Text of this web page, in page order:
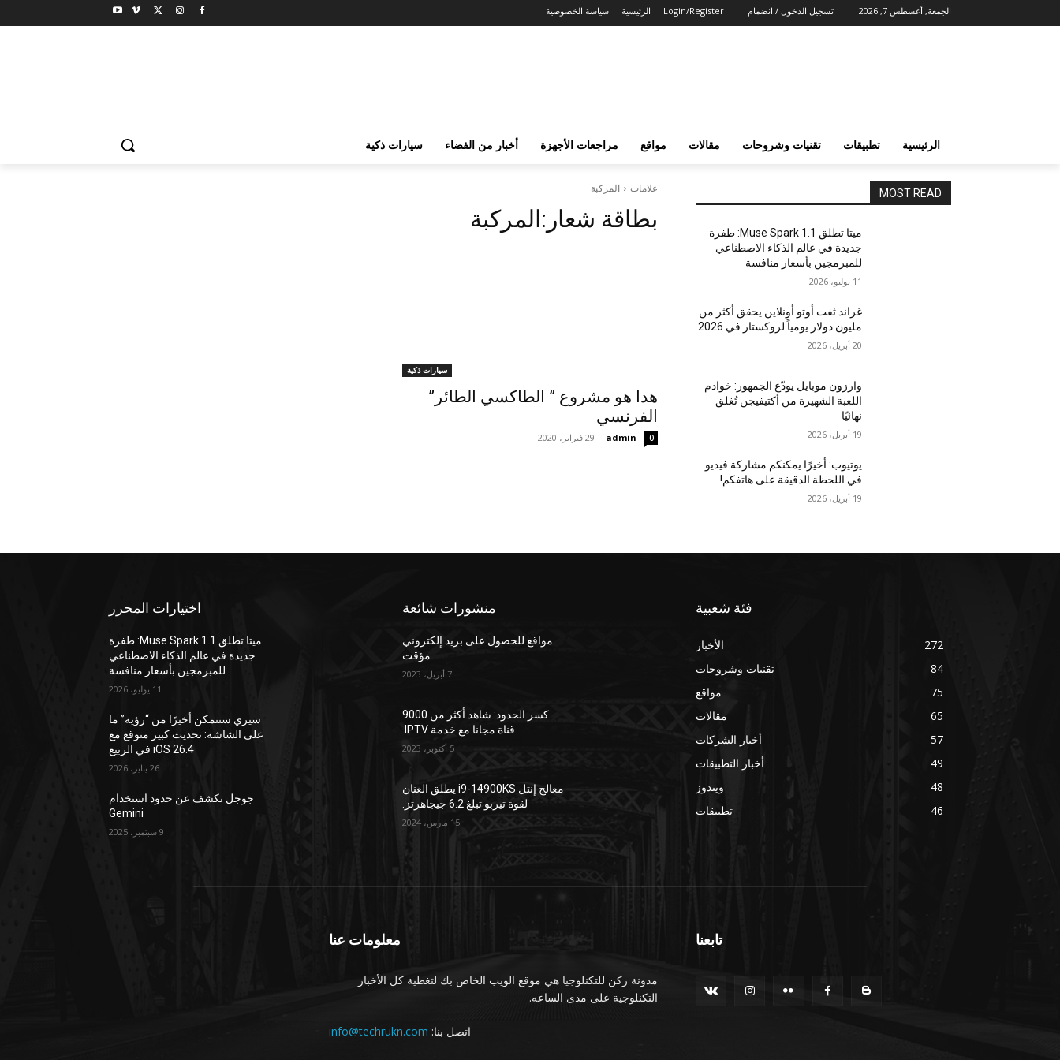
الجمعة, أغسطس 7, 2026 تسجيل الدخول / انضمام سياسة الخصوصية الرئيسية Login/Register
الرئيسية تطبيقات تقنيات وشروحات مقالات مواقع مراجعات الأجهزة أخبار من الفضاء سيارات ذكية
علامات المركبة
بطاقة شعار:المركبة
سيارات ذكية
هدا هو مشروع ” الطاكسي الطائر”
الفرنسي
admin
- 29 فبراير، 2020 0
MOST READ
ميتا تطلق Muse Spark 1.1: طفرة
جديدة في عالم الذكاء الاصطناعي
للمبرمجين بأسعار منافسة
11 يوليو، 2026
غراند ثفت أوتو أونلاين يحقق أكثر من
مليون دولار يومياً لروكستار في 2026
20 أبريل، 2026
وارزون موبايل يودّع الجمهور: خوادم
اللعبة الشهيرة من أكتيفيجن تُغلق
نهائيًا
19 أبريل، 2026
يوتيوب: أخيرًا يمكنكم مشاركة فيديو
في اللحظة الدقيقة على هاتفكم!
19 أبريل، 2026
اختيارات المحرر
ميتا تطلق Muse Spark 1.1: طفرة
جديدة في عالم الذكاء الاصطناعي
للمبرمجين بأسعار منافسة
11 يوليو، 2026
سيري ستتمكن أخيرًا من “رؤية” ما
على الشاشة: تحديث كبير متوقع مع
iOS 26.4 في الربيع
26 يناير، 2026
جوجل تكشف عن حدود استخدام
Gemini
9 سبتمبر، 2025
منشورات شائعة
مواقع للحصول على بريد إلكتروني
مؤقت
7 أبريل، 2023
كسر الحدود: شاهد أكثر من 9000
قناة مجانا مع خدمة IPTV.
5 أكتوبر، 2023
معالج إنتل i9-14900KS يطلق العنان
لقوة تيربو تبلغ 6.2 جيجاهرتز.
15 مارس، 2024
فئة شعبية
الأخبار
272
تقنيات وشروحات
84
مواقع
75
مقالات
65
أخبار الشركات
57
أخبار التطبيقات
49
ويندوز
48
تطبيقات
46
معلومات عنا
مدونة ركن للتكنلوجيا هي موقع الويب الخاص بك لتغطية كل الأخبار
التكنلوجية على مدى الساعه.
اتصل بنا: info@techrukn.com
تابعنا